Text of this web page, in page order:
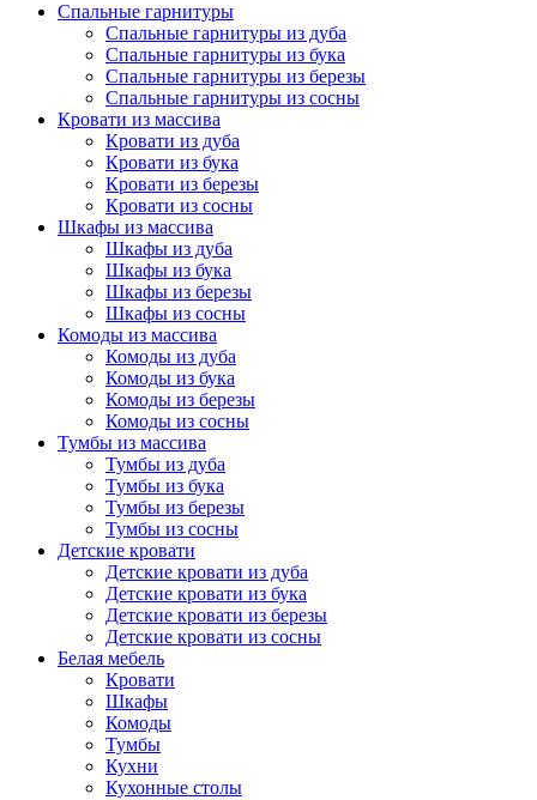
Спальные гарнитуры
Спальные гарнитуры из дуба
Спальные гарнитуры из бука
Спальные гарнитуры из березы
Спальные гарнитуры из сосны
Кровати из массива
Кровати из дуба
Кровати из бука
Кровати из березы
Кровати из сосны
Шкафы из массива
Шкафы из дуба
Шкафы из бука
Шкафы из березы
Шкафы из сосны
Комоды из массива
Комоды из дуба
Комоды из бука
Комоды из березы
Комоды из сосны
Тумбы из массива
Тумбы из дуба
Тумбы из бука
Тумбы из березы
Тумбы из сосны
Детские кровати
Детские кровати из дуба
Детские кровати из бука
Детские кровати из березы
Детские кровати из сосны
Белая мебель
Кровати
Шкафы
Комоды
Тумбы
Кухни
Кухонные столы